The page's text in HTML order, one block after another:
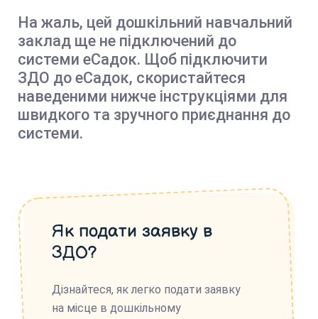
На жаль, цей дошкільний навчальний
заклад ще не підключений до
системи еСадок. Щоб підключити
ЗДО до еСадок, скористайтеся
наведеними нижче інструкціями для
швидкого та зручного приєднання до
системи.
Як подати заявку в
ЗДО?
Дізнайтеся, як легко подати заявку
на місце в дошкільному